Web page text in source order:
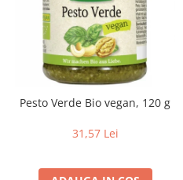
Pesto Verde Bio vegan, 120 g
31,57 Lei